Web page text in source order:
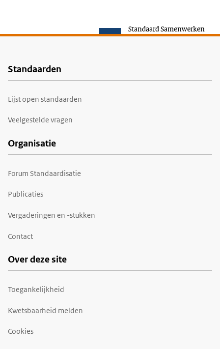
Standaard Samenwerken
Voet
Standaarden
Lijst open standaarden
Veelgestelde vragen
Organisatie
Forum Standaardisatie
Publicaties
Vergaderingen en -stukken
Contact
Over deze site
Toegankelijkheid
Kwetsbaarheid melden
Cookies